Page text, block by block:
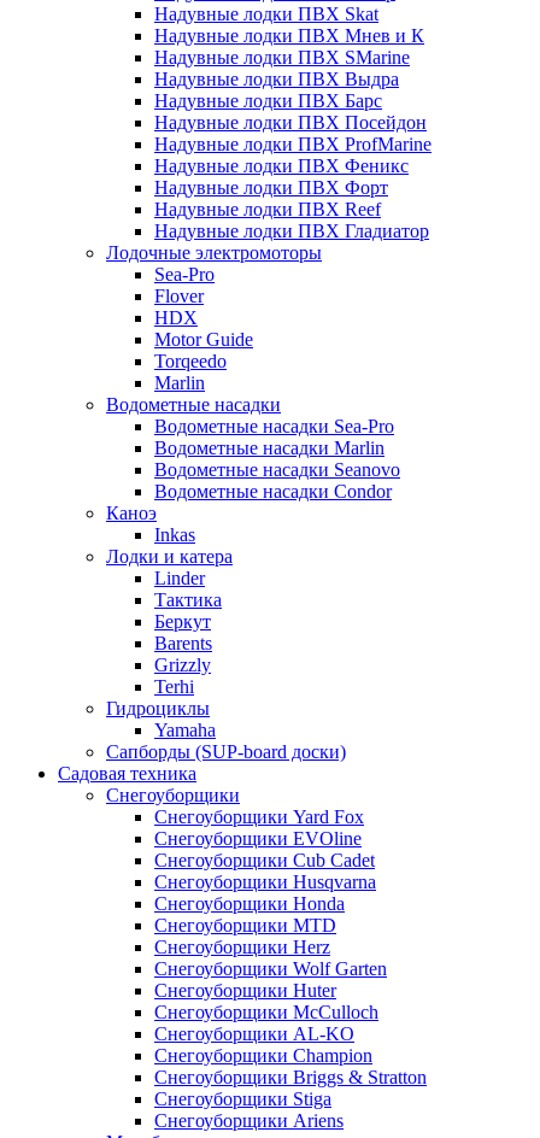
Надувные лодки ПВХ Skat
Надувные лодки ПВХ Мнев и К
Надувные лодки ПВХ SMarine
Надувные лодки ПВХ Выдра
Надувные лодки ПВХ Барс
Надувные лодки ПВХ Посейдон
Надувные лодки ПВХ ProfMarine
Надувные лодки ПВХ Феникс
Надувные лодки ПВХ Форт
Надувные лодки ПВХ Reef
Надувные лодки ПВХ Гладиатор
Лодочные электромоторы
Sea-Pro
Flover
HDX
Motor Guide
Torqeedo
Marlin
Водометные насадки
Водометные насадки Sea-Pro
Водометные насадки Marlin
Водометные насадки Seanovo
Водометные насадки Condor
Каноэ
Inkas
Лодки и катера
Linder
Тактика
Беркут
Barents
Grizzly
Terhi
Гидроциклы
Yamaha
Сапборды (SUP-board доски)
Садовая техника
Снегоуборщики
Снегоуборщики Yard Fox
Снегоуборщики EVOline
Снегоуборщики Cub Cadet
Снегоуборщики Husqvarna
Снегоуборщики Honda
Снегоуборщики MTD
Снегоуборщики Herz
Снегоуборщики Wolf Garten
Снегоуборщики Huter
Снегоуборщики McCulloch
Снегоуборщики AL-KO
Снегоуборщики Champion
Снегоуборщики Briggs & Stratton
Снегоуборщики Stiga
Снегоуборщики Ariens